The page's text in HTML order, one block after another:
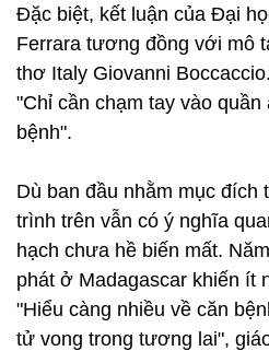
Đặc biệt, kết luận của Đại
Ferrara tương đồng với mô
thơ Italy Giovanni
"Chỉ cần chạm tay vào quần
bệnh".
Dù ban đầu nhằm mục đích
trình trên vẫn có ý nghĩa
hạch chưa hề biến mất.
phát ở Madagascar khiến ít
"Hiểu càng nhiều về căn
tử vong trong tương lai",